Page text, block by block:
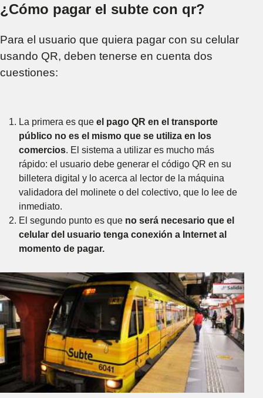
¿Cómo pagar el subte con qr?
Para el usuario que quiera pagar con su celular
usando QR, deben tenerse en cuenta dos
cuestiones:
La primera es que el pago QR en el transporte
público no es el mismo que se utiliza en los
comercios. El sistema a utilizar es mucho más
rápido: el usuario debe generar el código QR en su
billetera digital y lo acerca al lector de la máquina
validadora del molinete o del colectivo, que lo lee de
inmediato.
El segundo punto es que no será necesario que el
celular del usuario tenga conexión a Internet al
momento de pagar.